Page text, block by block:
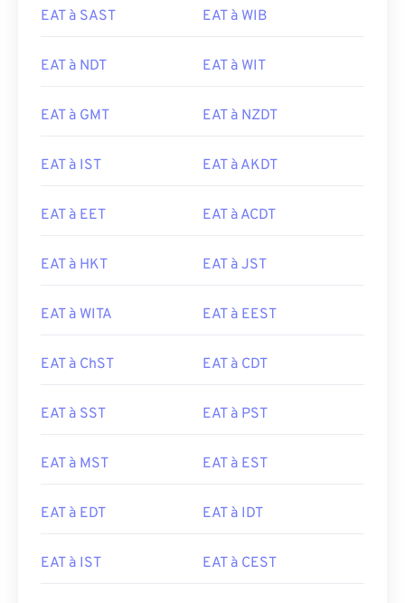
EAT à SAST EAT à WIB
EAT à NDT EAT à WIT
EAT à GMT EAT à NZDT
EAT à IST EAT à AKDT
EAT à EET EAT à ACDT
EAT à HKT EAT à JST
EAT à WITA EAT à EEST
EAT à ChST EAT à CDT
EAT à SST EAT à PST
EAT à MST EAT à EST
EAT à EDT EAT à IDT
EAT à IST EAT à CEST